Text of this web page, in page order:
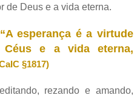
de Deus e a vida eterna.
“A esperança é a virtude
e a vida eterna,
§1817)
rezando e amando,